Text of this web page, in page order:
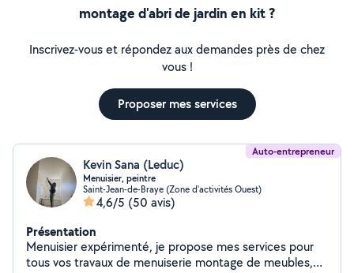
montage d'abri de jardin en kit ?
Inscrivez-vous et répondez aux demandes près de chez
vous !
Proposer mes services
Auto-entrepreneur
Kevin Sana (Leduc)
Menuisier, peintre
Saint-Jean-de-Braye (Zone d'activités Ouest)
4,6/5 (50 avis)
Présentation
Menuisier expérimenté, je propose mes services pour
tous vos travaux de menuiserie montage de meubles,